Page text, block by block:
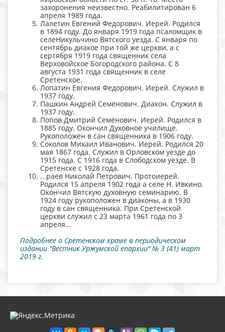
захоронения неизвестно. Реабилитирован 6
апреля 1989 года.
Лалетин Евгений Федорович. Иерей. Родился
в 1894 году. До января 1919 года псаломщик в
селеНикульчино Вятского уезда. С января по
сентябрь диакое при той же церкви, а с
сертября 1919 года священник села
Верховойское Богородского района. С 8
августа 1931 года священник в селе
Сретенское.
Лопатин Евгения Федорович. Иерей. Служил в
1937 году.
Пашкин Андрей Семёнович. Диакон. Служил в
1937 году.
Попов Дмитрий Семёнович. Иерей. Родился в
1885 году. Окончил Духовное училище.
Рукоположен в сан священника в 1906 году.
Соколов Михаил Иванович. Иерей. Родился 20
мая 1867 года. Служил в Орловском уезде до
1915 года. С 1916 года в Слободском уезде. В
Сретенске с 1928 года.
...раев Николай Петрович. Протоиерей.
Родился 15 апреля 1902 года а селе Н. Ивкино.
Окончил Вятскую духовную семинарию. В
1924 году рукоположен в диаконы, а в 1930
году в сан священника. При Сретенской
церкви служил с 23 марта 1961 года по 3
апреля...
Подробнее о Сретенском храме в периодическом
издании "Вестник Уржумской епархии" № 3 (41) март
2019 г.